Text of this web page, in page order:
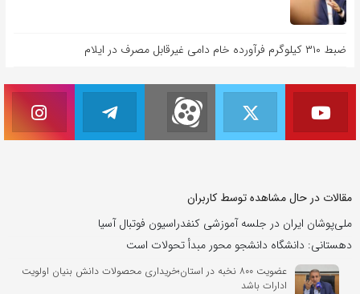
ضبط ۳۱۰ کیلوگرم فرآورده خام دامی غیرقابل مصرف در ایلام
مقالات در حال مشاهده توسط کاربران
ملی‌پوشان ایران در جلسه آموزشی کنفدراسیون فوتبال آسیا
دهستانی: دانشگاه دانشجو محور مبدأ تحولات است
عضویت ۸۰۰ نخبه در استان؛خریداری محصولات دانش بنیان اولویت
ادارات باشد